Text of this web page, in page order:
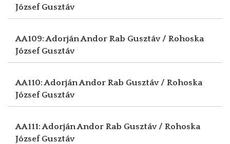
József Gusztáv
AA109: Adorján Andor Rab Gusztáv / Rohoska
József Gusztáv
AA110: Adorján Andor Rab Gusztáv / Rohoska
József Gusztáv
AA111: Adorján Andor Rab Gusztáv / Rohoska
József Gusztáv